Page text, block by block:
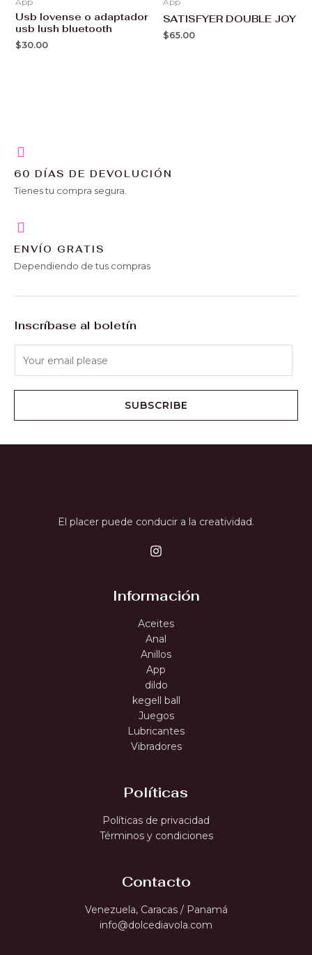
Usb lovense o adaptador
usb lush bluetooth
$30.00
SATISFYER DOUBLE JOY
$65.00
60 DÍAS DE DEVOLUCIÓN
Tienes tu compra segura.
ENVÍO GRATIS
Dependiendo de tus compras
Inscríbase al boletín
SUBSCRIBE
El placer puede conducir a la creatividad.
Información
Aceites
Anal
Anillos
App
dildo
kegell ball
Juegos
Lubricantes
Vibradores
Políticas
Políticas de privacidad
Términos y condiciones
Contacto
Venezuela, Caracas / Panamá
info@dolcediavola.com